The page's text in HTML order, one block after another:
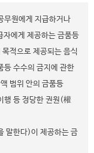
무원에게 지급하거나
자에게 제공하는 금품등
적으로 제공되는 음식
등 수수의 금지에 관한
범위 안의 금품등
행 등 정당한 권원(權
말한다)이 제공하는 금